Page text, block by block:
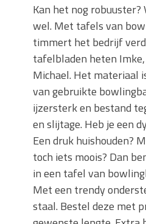
Kan het nog robuuster?
wel. Met tafels van
timmert het bedrijf
tafelbladen heten
Michael. Het materiaal
van gebruikte
ijzersterk en bestand
en slijtage. Heb je een
Een druk huishouden?
toch iets moois? Dan
in een tafel van
Met een trendy
staal. Bestel deze met